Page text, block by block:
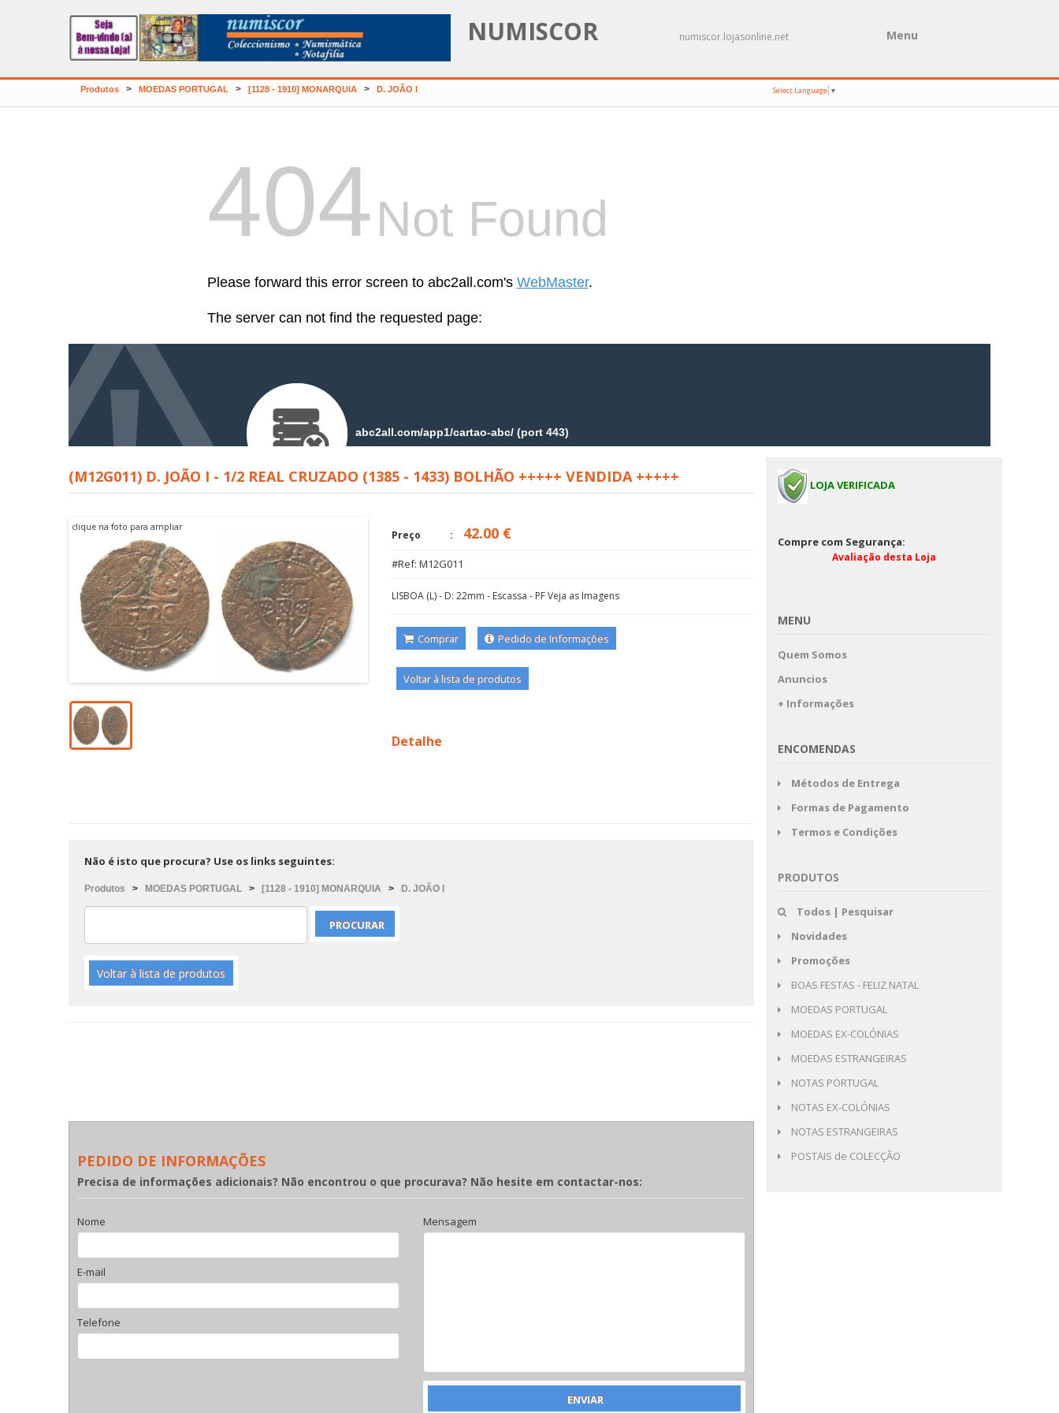
NUMISCOR numiscor.lojasonline.net Menu
Produtos > MOEDAS PORTUGAL > [1128 - 1910] MONARQUIA > D. JOÃO I Select Language ▼
(M12G011) D. JOÃO I - 1/2 REAL CRUZADO (1385 - 1433) BOLHÃO +++++ VENDIDA +++++
clique na foto para ampliar
Preço 42.00 €
#Ref: M12G011
LISBOA (L) - D: 22mm - Escassa - PF Veja as Imagens
Comprar Pedido de Informações
Voltar à lista de produtos
Detalhe
Não é isto que procura? Use os links seguintes:
Produtos > MOEDAS PORTUGAL > [1128 - 1910] MONARQUIA > D. JOÃO I
Voltar à lista de produtos
PEDIDO DE INFORMAÇÕES
Precisa de informações adicionais? Não encontrou o que procurava? Não hesite em contactar-nos:
Nome
E-mail
Telefone
Mensagem
LOJA VERIFICADA
Compre com Segurança:
Avaliação desta Loja
MENU
Quem Somos
Anuncios
+ Informações
ENCOMENDAS
Métodos de Entrega
Formas de Pagamento
Termos e Condições
PRODUTOS
Todos | Pesquisar
Novidades
Promoções
BOAS FESTAS - FELIZ NATAL
MOEDAS PORTUGAL
MOEDAS EX-COLÓNIAS
MOEDAS ESTRANGEIRAS
NOTAS PORTUGAL
NOTAS EX-COLÓNIAS
NOTAS ESTRANGEIRAS
POSTAIS de COLECÇÃO